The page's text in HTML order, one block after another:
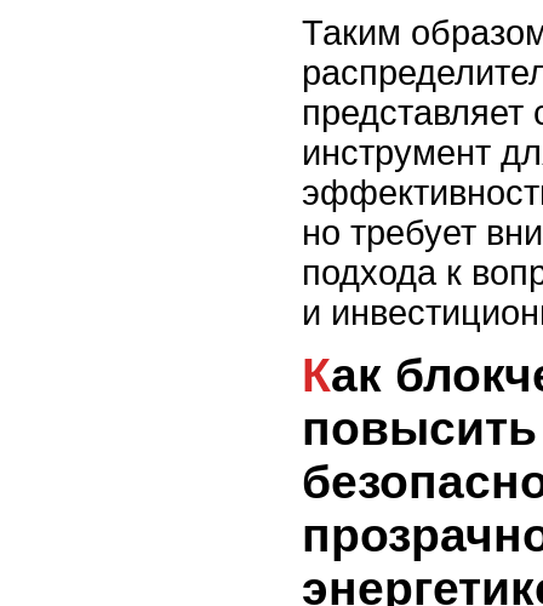
Таким
инструмент
но требует
подхода к
и
Как блокчейн может
повысить